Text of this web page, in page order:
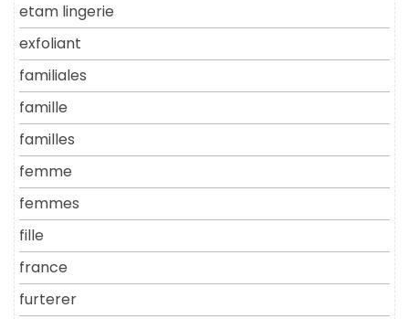
etam lingerie
exfoliant
familiales
famille
familles
femme
femmes
fille
france
furterer